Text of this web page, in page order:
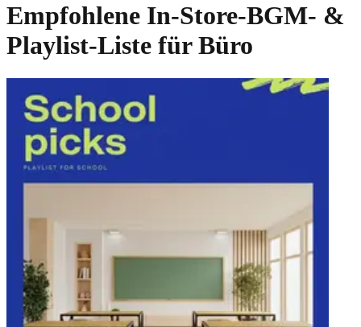
Empfohlene In-Store-BGM- &
Playlist-Liste für Büro